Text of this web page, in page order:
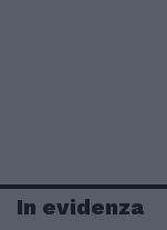
In evidenza